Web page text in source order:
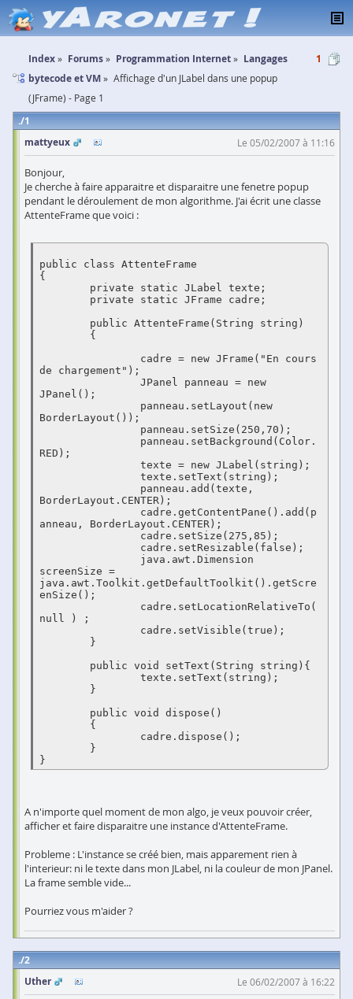
Index Forums Programmation Internet
Langages
bytecode et VM
Affichage d'un JLabel dans une popup
(JFrame) - Page 1
1
1
mattyeux
Le 05/02/2007 à 11:16
Bonjour,
Je cherche à faire apparaitre et disparaitre une fenetre popup
pendant le déroulement de mon algorithme. J'ai écrit une classe
AttenteFrame que voici :
public class AttenteFrame
{
de chargement");
JPanel();
BorderLayout());
RED);
BorderLayout.CENTER);
anneau, BorderLayout.CENTER);
screenSize =
java.awt.Toolkit.getDefaultToolkit().getScre
enSize();
null ) ;
}
A n'importe quel moment de mon algo, je veux pouvoir créer,
afficher et faire disparaitre une instance d'AttenteFrame.
Probleme : L'instance se créé bien, mais apparement rien à
l'interieur: ni le texte dans mon JLabel, ni la couleur de mon JPanel.
La frame semble vide...
Pourriez vous m'aider ?
2
Uther
Le 06/02/2007 à 16:22